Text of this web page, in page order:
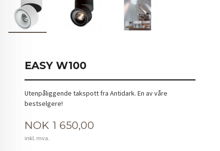
EASY W100
Utenpåliggende takspott fra Antidark. En av våre
bestselgere!
Pris
NOK 1 650,00
inkl. mva.